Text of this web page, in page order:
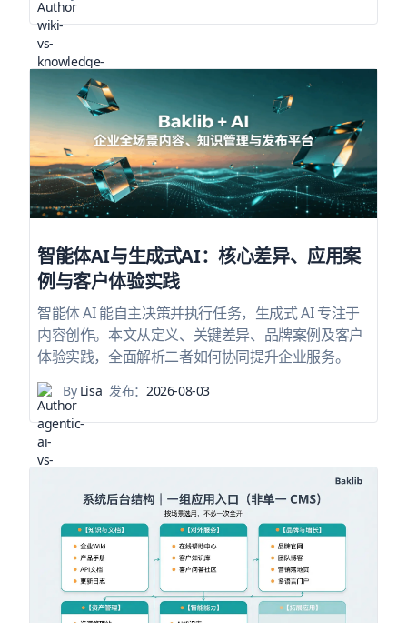
智能体AI与生成式AI：核心差异、应用案
例与客户体验实践
智能体 AI 能自主决策并执行任务，生成式 AI 专注于
内容创作。本文从定义、关键差异、品牌案例及客户
体验实践，全面解析二者如何协同提升企业服务。
ByLisa 发布：2026-08-03